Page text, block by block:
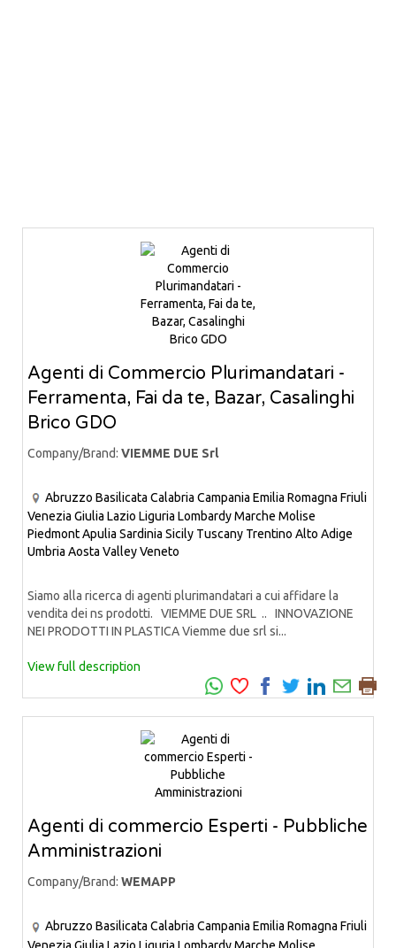
Agenti di Commercio Plurimandatari -
Ferramenta, Fai da te, Bazar, Casalinghi
Brico GDO
Company/Brand: VIEMME DUE Srl
Abruzzo Basilicata Calabria Campania Emilia Romagna Friuli
Venezia Giulia Lazio Liguria LombardyMarche Molise
PiedmontApulia Sardinia Sicily Tuscany Trentino Alto Adige
Umbria Aosta ValleyVeneto
Siamo alla ricerca di agenti plurimandatari a cui affidare la
vendita dei ns prodotti. VIEMME DUE SRL .. INNOVAZIONE
NEI PRODOTTI IN PLASTICA Viemme due srl si...
View full description
Agenti di commercio Esperti - Pubbliche
Amministrazioni
Company/Brand: WEMAPP
Abruzzo Basilicata Calabria Campania Emilia Romagna Friuli
Venezia Giulia Lazio Liguria LombardyMarche Molise